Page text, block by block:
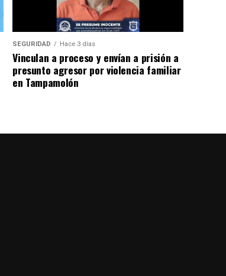
SEGURIDAD Hace 3 días
Vinculan a proceso y envían a prisión a
presunto agresor por violencia familiar
en Tampamolón